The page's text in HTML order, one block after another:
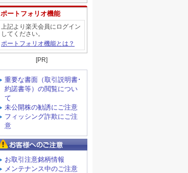
ポートフォリオ機能
上記より楽天会員にログイン
してください。
ポートフォリオ機能とは？
[PR]
重要な書面（取引説明書･
約諾書等）の閲覧につい
て
未公開株の勧誘にご注意
フィッシング詐欺にご注
意
お取引注意銘柄情報
メンテナンス中のご注意